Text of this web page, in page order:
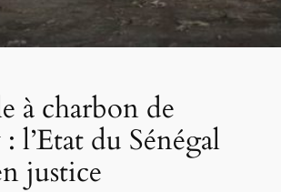
à charbon de
l’Etat du Sénégal
justice